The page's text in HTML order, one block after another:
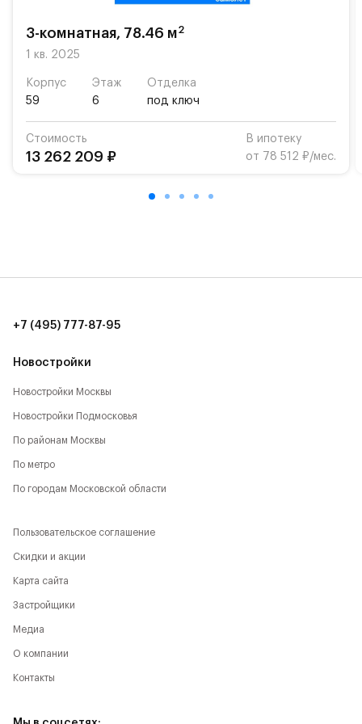
возможность посещения частной гимназии
Для автомобилистов — закрытые озеленённые
Территория квартала приватная, въезд
осуществляется по пропускам.#yan19-2r1417269#
3-комнатная, 78.46 м2
1 кв. 2025
Корпус
59
Этаж
6
Отделка
под ключ
Стоимость
13 262 209 ₽
В ипотеку
от 78 512 ₽/мес.
Новостройки
Новостройки Москвы
Новостройки Подмосковья
По районам Москвы
По метро
По городам Московской области
+7 (495) 777-87-95
Пользовательское соглашение
Скидки и акции
Карта сайта
Застройщики
Медиа
О компании
Контакты